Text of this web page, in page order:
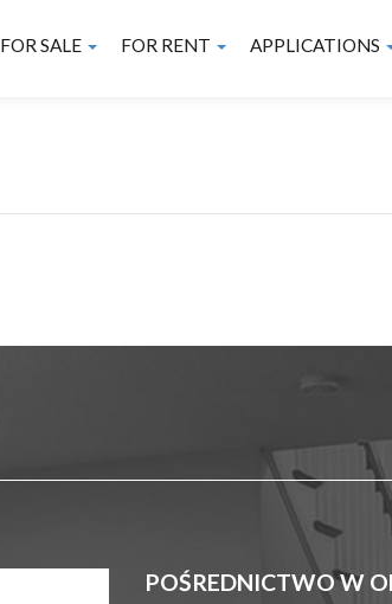
FOR SALE FOR RENT APPLICATIONS
POŚREDNICTWO W